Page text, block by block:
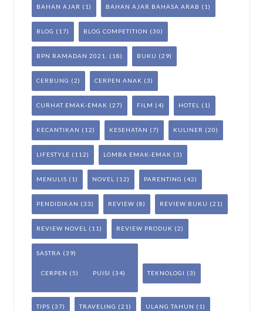
BAHAN AJAR (1) BAHAN AJAR BAHASA ARAB (1)
BLOG (17) BLOG COMPETITION (30)
BPN RAMADAN 2021. (18) BUKU (29)
CERBUNG (2) CERPEN ANAK (3)
CURHAT EMAK-EMAK (27) FILM (4) HOTEL (1)
KECANTIKAN (12) KESEHATAN (7) KULINER (20)
LIFESTYLE (112) LOMBA EMAK-EMAK (3)
MENULIS (1) NOVEL (12) PARENTING (42)
PENDIDIKAN (33) REVIEW (8) REVIEW BUKU (21)
REVIEW NOVEL (11) REVIEW PRODUK (2)
SASTRA (39)
CERPEN (5) PUISI (34) TEKNOLOGI (3)
TIPS (37) TRAVELING (21) ULANG TAHUN (1)